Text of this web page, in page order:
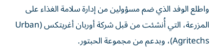
واطلع الوفد الذي ضم مسؤولين من إدارة سلامة الغذاء على
المزرعة، التي أُنشئت من قبل شركة أوربان أغريتكس (Urban
Agritechs)، وبدعم من مجموعة الحبتور.